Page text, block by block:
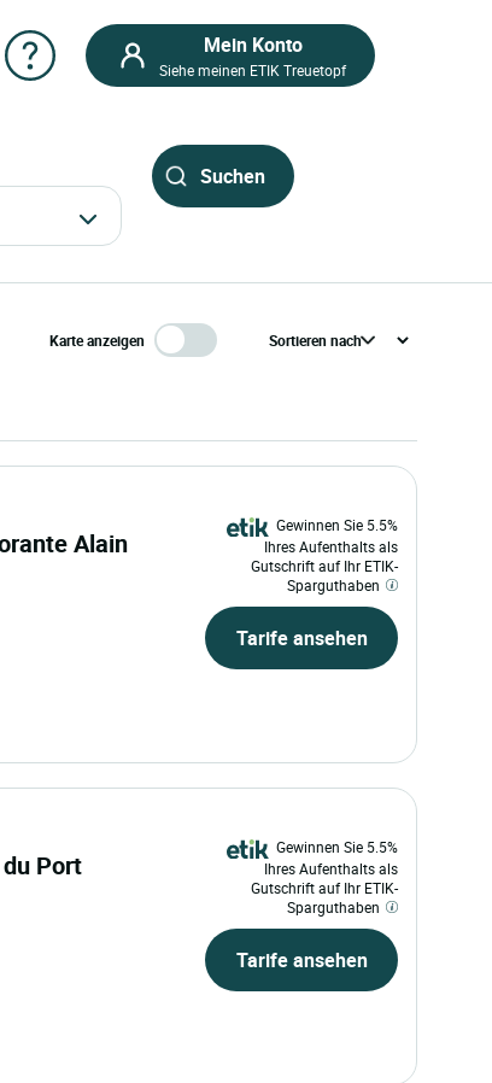
Mein Konto
Siehe meinen ETIK Treuetopf
Karte anzeigen
Alain
Gewinnen Sie 5.5%
Ihres Aufenthalts als
Gutschrift auf Ihr ETIK-
Sparguthaben
Tarife ansehen
Port
Gewinnen Sie 5.5%
Ihres Aufenthalts als
Gutschrift auf Ihr ETIK-
Sparguthaben
Tarife ansehen